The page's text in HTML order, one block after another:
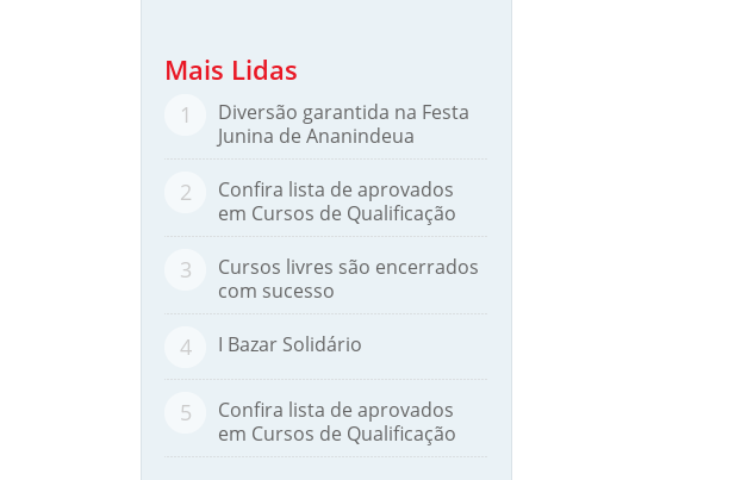
Mais Lidas
1
Diversão garantida na Festa
Junina de Ananindeua
2
Confira lista de aprovados
em Cursos de Qualificação
3
Cursos livres são encerrados
com sucesso
4 I Bazar Solidário
5
Confira lista de aprovados
em Cursos de Qualificação